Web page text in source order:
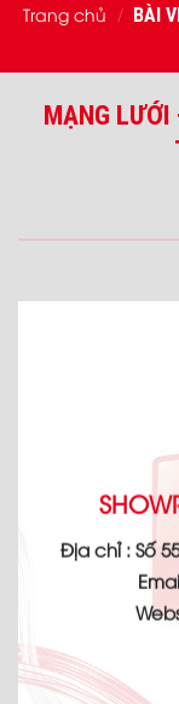
Trang chủ / BÀI
MẠNG
Địa chỉ : Số